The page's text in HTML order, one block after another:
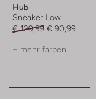
Hub
Sneaker Low
€ 129,99 € 90,99
+ mehr farben